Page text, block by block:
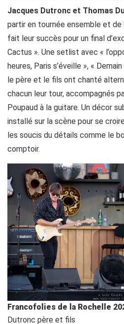
Jacques Dutronc et Thomas
partir en tournée ensemble et
fait leur succès pour un final
Cactus ». Une setlist avec «
heures, Paris s’éveille », «
le père et le fils ont chanté
chacun leur tour, accompagnés
Poupaud à la guitare. Un décor
installé sur la scène pour se
les soucis du détails comme le
comptoir.
Francofolies de la Rochelle
Dutronc père et fils